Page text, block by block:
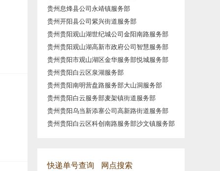
贵州息烽县公司永靖镇服务部
贵州开阳县公司紫兴街道服务部
贵州贵阳观山湖世纪城公司金阳南路服务部
贵州贵阳观山湖高新市政府公司智慧服务部
贵州贵阳市观山湖区金华服务部悦城服务部
贵州贵阳白云区泉湖服务部
贵州贵阳南明营盘路服务部大山洞服务部
贵州贵阳白云服务部麦架镇街道服务部
贵州贵阳乌当新添寨公司高新路街道服务部
贵州贵阳白云区科创南路服务部沙文镇服务部
快递单号查询 网点搜索